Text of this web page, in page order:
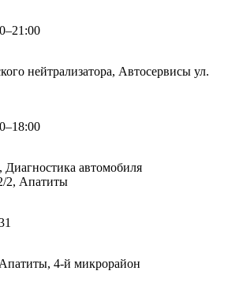
нейтрализатора, Автосервисы ул.
Диагностика автомобиля
2, Апатиты
4-й микрорайон